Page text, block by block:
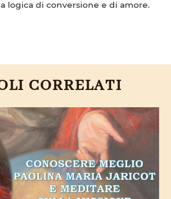
logica di conversione e di amore.
CORRELATI